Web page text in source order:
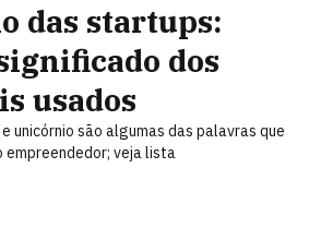
das startups:
dos
usados
unicórnio são algumas das palavras que
veja lista